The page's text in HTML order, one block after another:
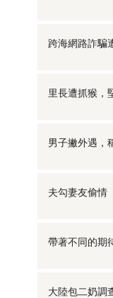
跨海網路詐騙
里長遭抓猴，
男子撇外遇，
夫勾妻友偷情
帶著不同的期
大陸包二奶調